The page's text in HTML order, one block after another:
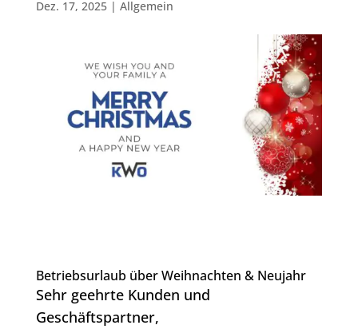
Dez. 17, 2025| Allgemein
Betriebsurlaub über Weihnachten & Neujahr
Sehr geehrte Kunden und
Geschäftspartner,